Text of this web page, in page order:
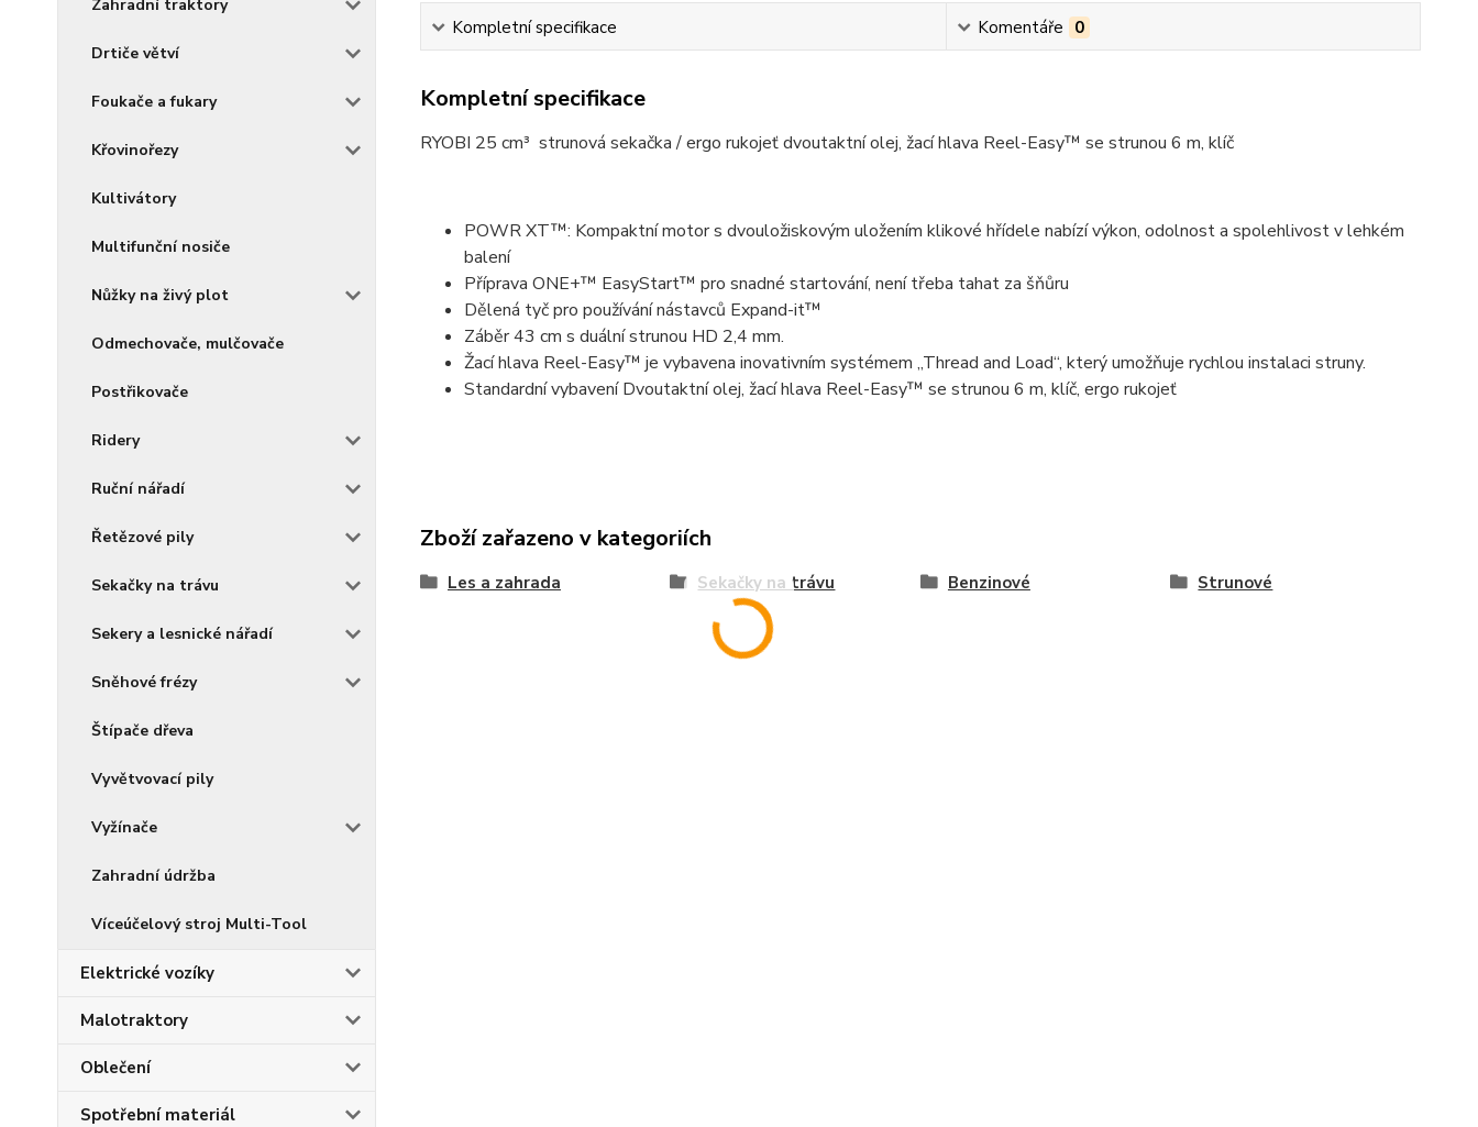
Zahradní traktory
Drtiče větví
Foukače a fukary
Křovinořezy
Kultivátory
Multifunční nosiče
Nůžky na živý plot
Odmechovače, mulčovače
Postřikovače
Ridery
Ruční nářadí
Řetězové pily
Sekačky na trávu
Sekery a lesnické nářadí
Sněhové frézy
Štípače dřeva
Vyvětvovací pily
Vyžínače
Zahradní údržba
Víceúčelový stroj Multi-Tool
Elektrické vozíky
Malotraktory
Oblečení
Spotřební materiál
Kompletní specifikace Komentáře 0
Kompletní specifikace
RYOBI 25 cm³ strunová sekačka / ergo rukojeť dvoutaktní olej, žací hlava Reel-Easy™ se strunou 6 m, klíč
POWR XT™: Kompaktní motor s dvouložiskovým uložením klikové hřídele nabízí výkon, odolnost a spolehlivost v lehkém
balení
Příprava ONE+™ EasyStart™ pro snadné startování, není třeba tahat za šňůru
Dělená tyč pro používání nástavců Expand-it™
Záběr 43 cm s duální strunou HD 2,4 mm.
Žací hlava Reel-Easy™ je vybavena inovativním systémem „Thread and Load“, který umožňuje rychlou instalaci struny.
Standardní vybavení Dvoutaktní olej, žací hlava Reel-Easy™ se strunou 6 m, klíč, ergo rukojeť
Zboží zařazeno v kategoriích
Les a zahrada Sekačky na trávu Benzinové Strunové